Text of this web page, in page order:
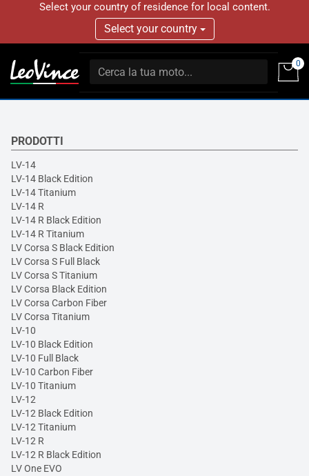
Select your country of residence for local content.
Select your country
0
PRODOTTI
LV-14
LV-14 Black Edition
LV-14 Titanium
LV-14 R
LV-14 R Black Edition
LV-14 R Titanium
LV Corsa S Black Edition
LV Corsa S Full Black
LV Corsa S Titanium
LV Corsa Black Edition
LV Corsa Carbon Fiber
LV Corsa Titanium
LV-10
LV-10 Black Edition
LV-10 Full Black
LV-10 Carbon Fiber
LV-10 Titanium
LV-12
LV-12 Black Edition
LV-12 Titanium
LV-12 R
LV-12 R Black Edition
LV One EVO